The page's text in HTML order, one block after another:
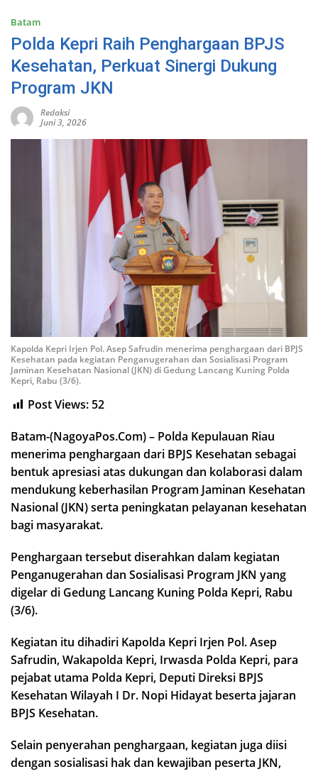
Batam
Polda Kepri Raih Penghargaan BPJS
Kesehatan, Perkuat Sinergi Dukung
Program JKN
Redaksi
Juni 3, 2026
Kapolda Kepri Irjen Pol. Asep Safrudin menerima penghargaan dari BPJS
Kesehatan pada kegiatan Penganugerahan dan Sosialisasi Program
Jaminan Kesehatan Nasional (JKN) di Gedung Lancang Kuning Polda
Kepri, Rabu (3/6).
Post Views: 52
Batam-(NagoyaPos.Com) – Polda Kepulauan Riau
menerima penghargaan dari BPJS Kesehatan sebagai
bentuk apresiasi atas dukungan dan kolaborasi dalam
mendukung keberhasilan Program Jaminan Kesehatan
Nasional (JKN) serta peningkatan pelayanan kesehatan
bagi masyarakat.
Penghargaan tersebut diserahkan dalam kegiatan
Penganugerahan dan Sosialisasi Program JKN yang
digelar di Gedung Lancang Kuning Polda Kepri, Rabu
(3/6).
Kegiatan itu dihadiri Kapolda Kepri Irjen Pol. Asep
Safrudin, Wakapolda Kepri, Irwasda Polda Kepri, para
pejabat utama Polda Kepri, Deputi Direksi BPJS
Kesehatan Wilayah I Dr. Nopi Hidayat beserta jajaran
BPJS Kesehatan.
Selain penyerahan penghargaan, kegiatan juga diisi
dengan sosialisasi hak dan kewajiban peserta JKN,